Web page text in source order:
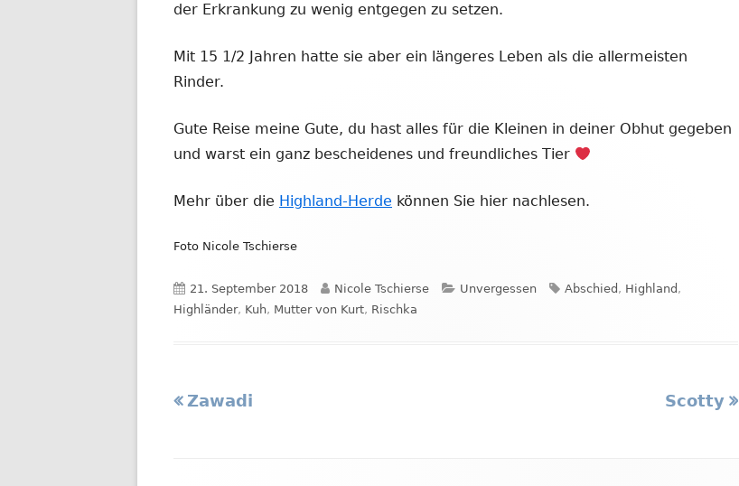
der Erkrankung zu wenig entgegen zu setzen.
Mit 15 1/2 Jahren hatte sie aber ein längeres Leben als die allermeisten
Rinder.
Gute Reise meine Gute, du hast alles für die Kleinen in deiner Obhut gegeben
und warst ein ganz bescheidenes und freundliches Tier
Mehr über die Highland-Herde können Sie hier nachlesen.
Foto Nicole Tschierse
Veröffentlicht
am
21. September 2018 Autor
Nicole Tschierse Kategorien
Unvergessen Schlagwörter
Abschied , Highland ,
Highländer, Kuh, Mutter von Kurt, Rischka
Beitragsnavigation
Vorheriger
Zawadi
Nächster
Scotty